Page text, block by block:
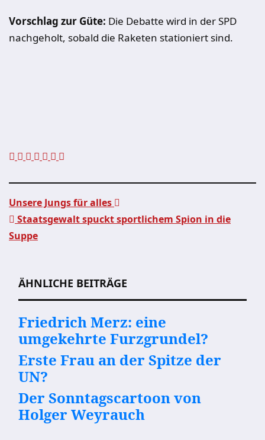
Vorschlag zur Güte: Die Debatte wird in der SPD
nachgeholt, sobald die Raketen stationiert sind.
Beitragsnavigation
Unsere Jungs für alles
Staatsgewalt spuckt sportlichem Spion in die
Suppe
ÄHNLICHE BEITRÄGE
Friedrich Merz: eine
umgekehrte Furzgrundel?
Erste Frau an der Spitze der
UN?
Der Sonntagscartoon von
Holger Weyrauch